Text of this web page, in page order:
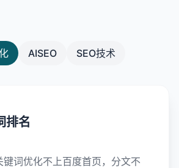
AISEO SEO技术
排名
键词优化不上百度首页，分文不